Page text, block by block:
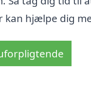
kan hjælpe dig